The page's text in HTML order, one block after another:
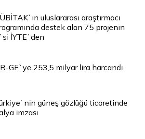
uluslararası araştırmacı
destek alan 75 projenin
İYTE`den
GE`ye 253,5 milyar lira harcandı
güneş gözlüğü ticaretinde
imzası